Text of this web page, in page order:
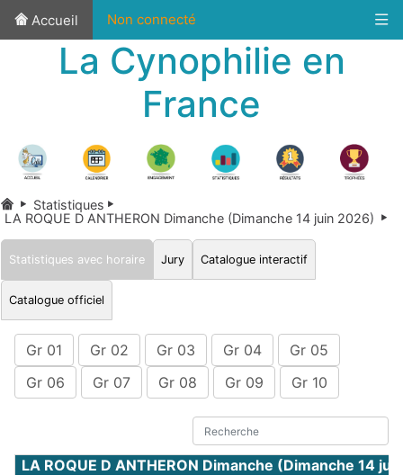
Accueil Non connecté
La Cynophilie en
France
Statistiques
LA ROQUE D ANTHERON Dimanche (Dimanche 14 juin 2026)
Statistiques avec horaire Jury Catalogue interactif
Catalogue officiel
Gr 01 Gr 02 Gr 03 Gr 04
Gr 05
Gr 06
Gr 07 Gr 08 Gr 09 Gr 10
LA ROQUE D ANTHERON Dimanche (Dimanche